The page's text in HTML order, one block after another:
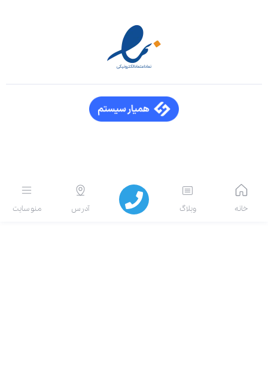
منو سایت